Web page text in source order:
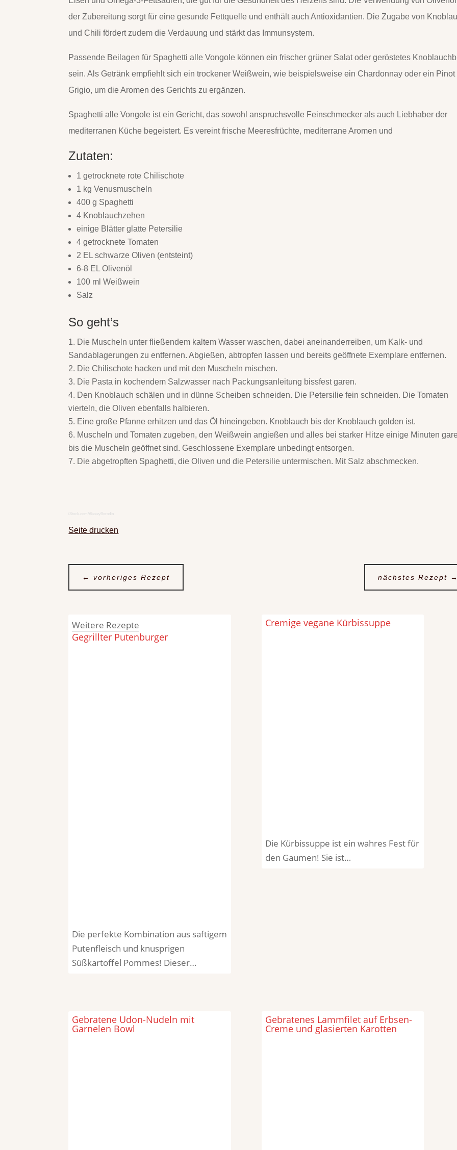
der Zubereitung sorgt für eine gesunde Fettquelle und enthält auch Antioxidantien. Die Zugabe von
und Chili fördert zudem die Verdauung und stärkt das Immunsystem.
Passende Beilagen für Spaghetti alle Vongole können ein frischer grüner Salat oder geröstetes
sein. Als Getränk empfiehlt sich ein trockener Weißwein, wie beispielsweise ein Chardonnay oder ein Pinot
Grigio, um die Aromen des Gerichts zu ergänzen.
Spaghetti alle Vongole ist ein Gericht, das sowohl anspruchsvolle Feinschmecker als auch Liebhaber der
mediterranen Küche begeistert. Es vereint frische Meeresfrüchte, mediterrane Aromen und
Zutaten:
1 getrocknete rote Chilischote
1 kg Venusmuscheln
400 g Spaghetti
4 Knoblauchzehen
einige Blätter glatte Petersilie
4 getrocknete Tomaten
2 EL schwarze Oliven (entsteint)
6-8 EL Olivenöl
100 ml Weißwein
Salz
So geht’s
Die Muscheln unter fließendem kaltem Wasser waschen, dabei aneinanderreiben, um Kalk- und
Sandablagerungen zu entfernen. Abgießen, abtropfen lassen und bereits geöffnete Exemplare entfernen.
Die Chilischote hacken und mit den Muscheln mischen.
Die Pasta in kochendem Salzwasser nach Packungsanleitung bissfest garen.
Den Knoblauch schälen und in dünne Scheiben schneiden. Die Petersilie fein schneiden. Die Tomaten
vierteln, die Oliven ebenfalls halbieren.
Eine große Pfanne erhitzen und das Öl hineingeben. Knoblauch bis der Knoblauch golden ist.
Muscheln und Tomaten zugeben, den Weißwein angießen und alles bei starker Hitze einige Minuten
bis die Muscheln geöffnet sind. Geschlossene Exemplare unbedingt entsorgen.
Die abgetropften Spaghetti, die Oliven und die Petersilie untermischen. Mit Salz abschmecken.
iStock.com/AlexeyBorodin
Seite drucken
←vorheriges Rezept nächstes Rezept
Weitere Rezepte
Gegrillter Putenburger
Die perfekte Kombination aus saftigem
Putenfleisch und knusprigen
Süßkartoffel Pommes! Dieser…
Cremige vegane Kürbissuppe
Die Kürbissuppe ist ein wahres Fest für
den Gaumen! Sie ist…
Gebratene Udon-Nudeln mit
Garnelen Bowl
Gebratenes Lammfilet auf Erbsen-
Creme und glasierten Karotten